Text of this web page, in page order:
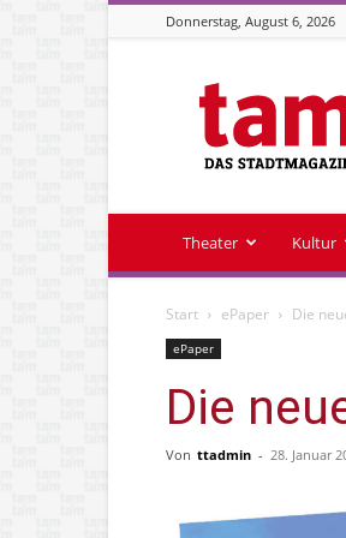
Donnerstag, August 6, 2026
Theater Kultur
Start ePaper Die
ePaper
Die
Von ttadmin - 28. Januar